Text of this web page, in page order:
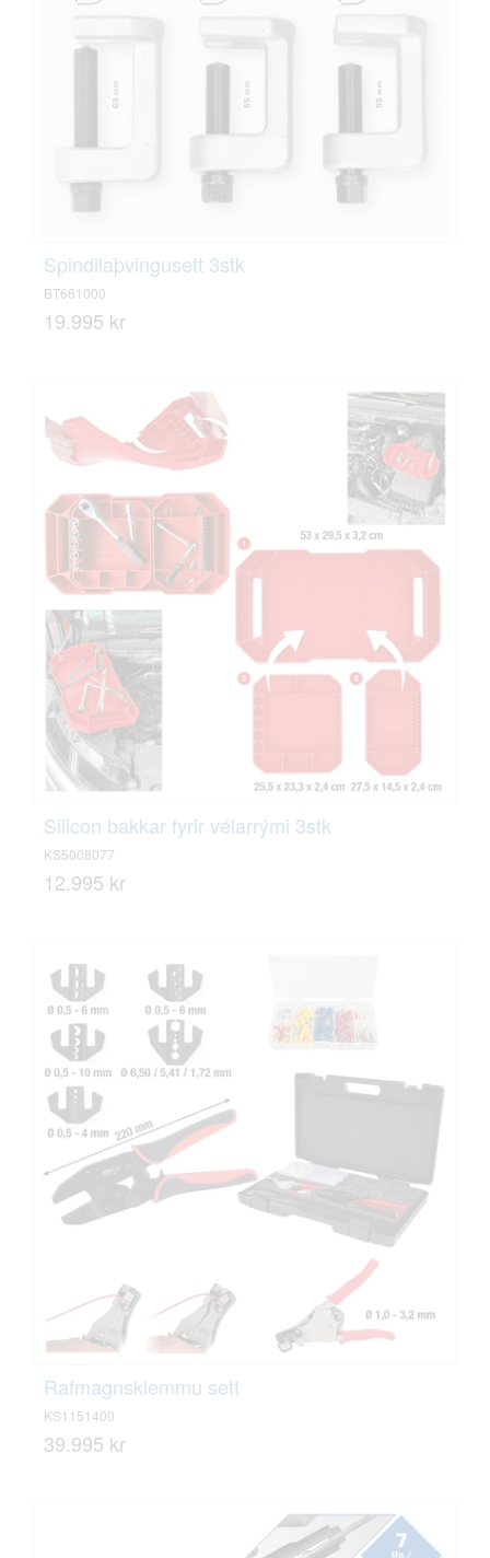
Spindilaþvingusett 3stk
BT661000
19.995 kr
Silicon bakkar fyrir vélarrými 3stk
KS5008077
12.995 kr
Rafmagnsklemmu sett
KS1151400
39.995 kr